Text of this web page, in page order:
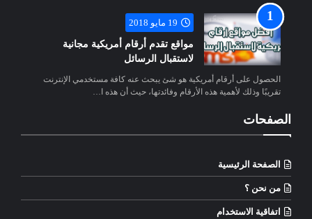
19 مايو 2018
مواقع تقدم أرقام أمريكية مجانية
لاستقبال الرسائل
الحصول على أرقام أمريكية هو شئ يبحث عنه كافة مستخدمي الإنترنت
تقريبًا وذلك لأهمية هذه الأرقام وفائدتها، حيث أن هذه ا…
الصفحات
الصفحة الرئيسية
من نحن ؟
اتفاقية الاستخدام